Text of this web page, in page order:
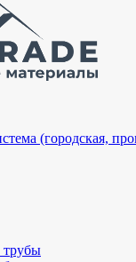
(городская,
трубы